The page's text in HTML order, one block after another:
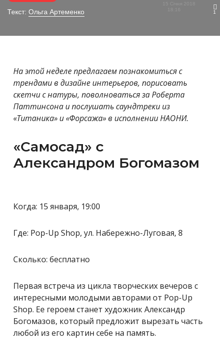
Текст: Ольга Артеменко 1
На этой неделе предлагаем познакомиться с
трендами в дизайне интерьеров, порисовать
скетчи с натуры, поволноваться за Роберта
Паттинсона и послушать саундтреки из
«Титаника» и «Форсажа» в исполнении НАОНИ.
«Самосад» с
Александром Богомазом
Когда: 15 января, 19:00
Где: Pop-Up Shop, ул. Набережно-Луговая, 8
Сколько: бесплатно
Первая встреча из цикла творческих вечеров с
интересными молодыми авторами от Pop-Up
Shop. Ее героем станет художник Александр
Богомазов, который предложит вырезать часть
любой из его картин себе на память.